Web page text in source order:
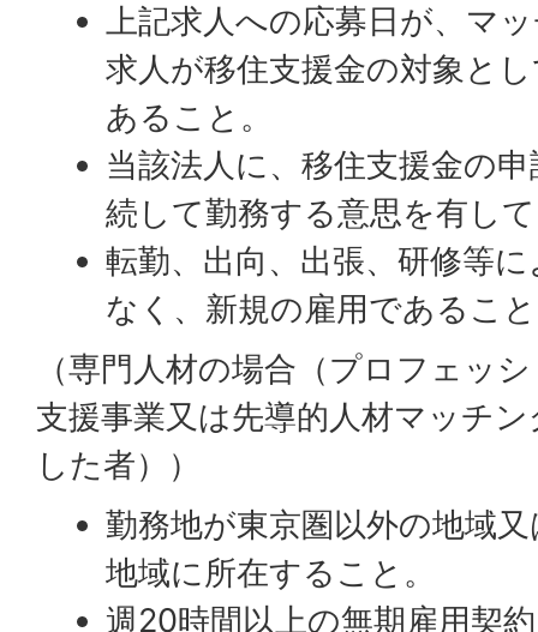
上記求人への応募日が、マ
求人が移住支援金の対象と
あること。
当該法人に、移住支援金の
続して勤務する意思を有し
転勤、出向、出張、研修等
なく、新規の雇用であるこ
（専門人材の場合（プロフェッ
支援事業又は先導的人材マッチ
した者））
勤務地が東京圏以外の地域
地域に所在すること。
週20時間以上の無期雇用契